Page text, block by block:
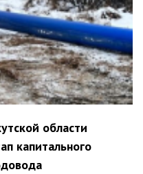
области
капитального